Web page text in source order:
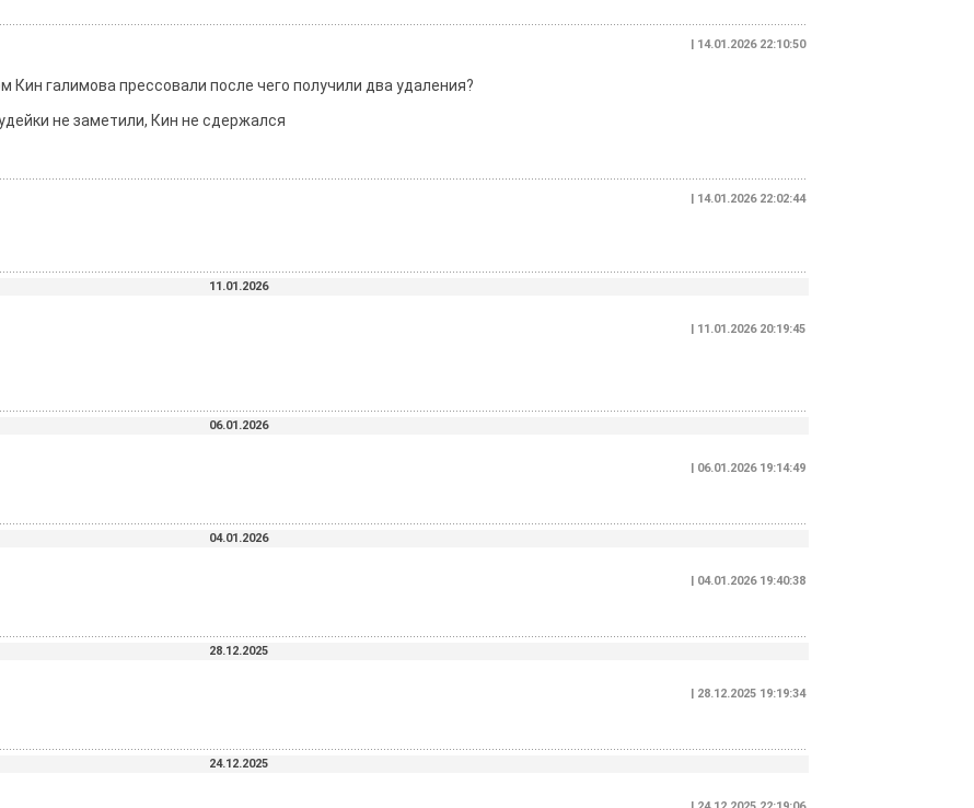
| 14.01.2026 22:10:50
Кин галимова прессовали после чего получили два удаления?
не заметили, Кин не сдержался
| 14.01.2026 22:02:44
11.01.2026
| 11.01.2026 20:19:45
06.01.2026
| 06.01.2026 19:14:49
04.01.2026
| 04.01.2026 19:40:38
28.12.2025
| 28.12.2025 19:19:34
24.12.2025